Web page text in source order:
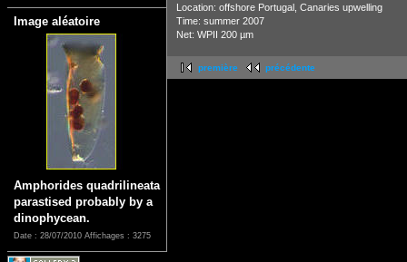
Image aléatoire
Amphorides quadrilineata
parastised probably by a
dinophycean.
Date : 28/07/2010 Affichages : 3275
Location: offshore Portugal, Canaries upwelling
Time: summer 2007
Net: WPII 200 µm
première précédente